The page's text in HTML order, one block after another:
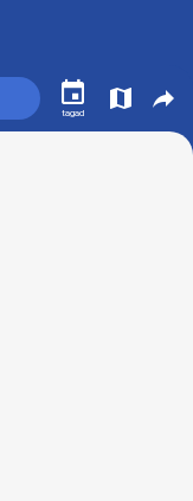
󰃭
tagad
󰍍 󰒖